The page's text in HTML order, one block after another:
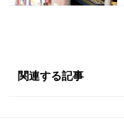
関連する記事